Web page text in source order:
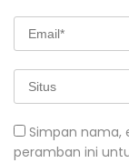
Simpan nama,
peramban ini